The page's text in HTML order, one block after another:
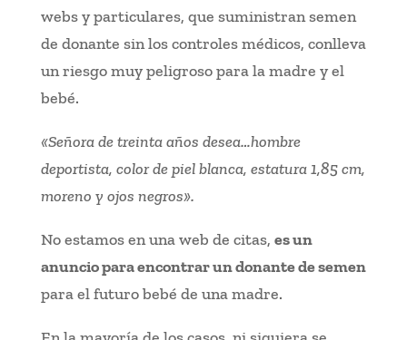
webs y particulares, que suministran semen
de donante sin los controles médicos, conlleva
un riesgo muy peligroso para la madre y el
bebé.
«Señora de treinta años desea…hombre
deportista, color de piel blanca, estatura 1,85 cm,
moreno y ojos negros».
No estamos en una web de citas, es un
anuncio para encontrar un donante de semen
para el futuro bebé de una madre.